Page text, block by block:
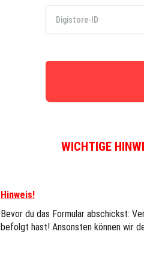
WICHTIGE
Hinweis!
Bevor du das Formular abschickst:
befolgt hast! Ansonsten können wir